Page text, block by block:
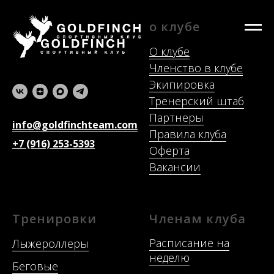
info@goldfinchteam.com
+7 (916) 253-5393
о клубе
О клубе
Членство в клубе
Экипировка
Тренерский штаб
Партнеры
Правила клуба
Оферта
Вакансии
Тренировки
Лыжероллеры
Беговые
Членам клуба
Расписание на
неделю